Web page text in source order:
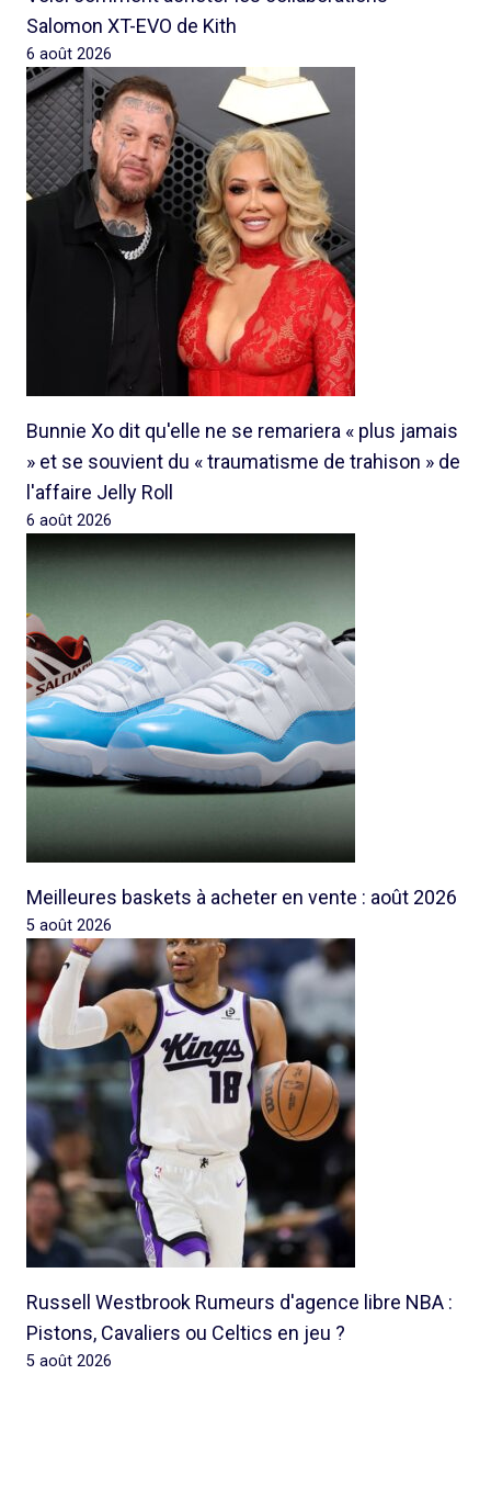
Salomon XT-EVO de Kith
6 août 2026
Bunnie Xo dit qu'elle ne se remariera « plus jamais
» et se souvient du « traumatisme de trahison » de
l'affaire Jelly Roll
6 août 2026
Meilleures baskets à acheter en vente : août 2026
5 août 2026
Russell Westbrook Rumeurs d'agence libre NBA :
Pistons, Cavaliers ou Celtics en jeu ?
5 août 2026